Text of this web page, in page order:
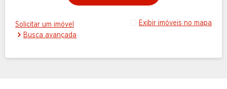
Solicitar um imóvel
Exibir imóveis no mapa
Busca avançada